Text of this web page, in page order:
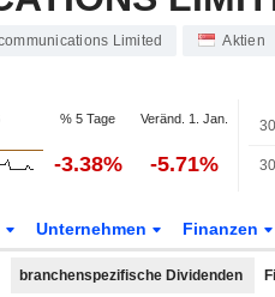
Limited Aktien
% 5 Tage Veränd. 1. Jan.
-3.38% -5.71%
Unternehmen Finanzen
branchenspezifische Dividenden